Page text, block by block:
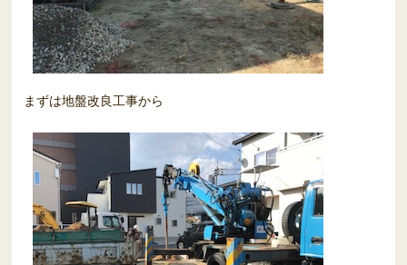
まずは地盤改良工事から